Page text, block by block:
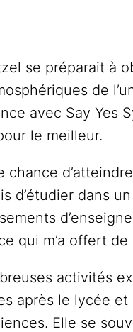
se préparait à
de
avec Say Yes
le meilleur.
chance
d’étudier dans
qui m’a offert
activités
après le lycée
Elle se